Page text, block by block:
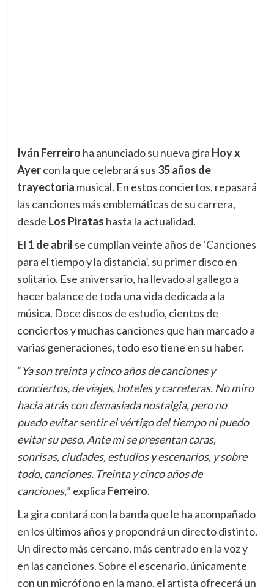
Iván Ferreiro ha anunciado su nueva gira Hoy x
Ayercon la que celebrará sus 35 años de
trayectoria musical. En estos conciertos, repasará
las canciones más emblemáticas de su carrera,
desde Los Piratas hasta la actualidad.
El 1 de abril se cumplían veinte años de ‘Canciones
para el tiempo y la distancia’, su primer disco en
solitario. Ese aniversario, ha llevado al gallego a
hacer balance de toda una vida dedicada a la
música. Doce discos de estudio, cientos de
conciertos y muchas canciones que han marcado a
varias generaciones, todo eso tiene en su haber.
“Ya son treinta y cinco años de canciones y
conciertos, de viajes, hoteles y carreteras. No miro
hacia atrás con demasiada nostalgia, pero no
puedo evitar sentir el vértigo del tiempo ni puedo
evitar su peso. Ante mí se presentan caras,
sonrisas, ciudades, estudios y escenarios, y sobre
todo, canciones. Treinta y cinco años de
canciones,” explica Ferreiro.
La gira contará con la banda que le ha acompañado
en los últimos años y propondrá un directo distinto.
Un directo más cercano, más centrado en la voz y
en las canciones. Sobre el escenario, únicamente
con un micrófono en la mano, el artista ofrecerá un